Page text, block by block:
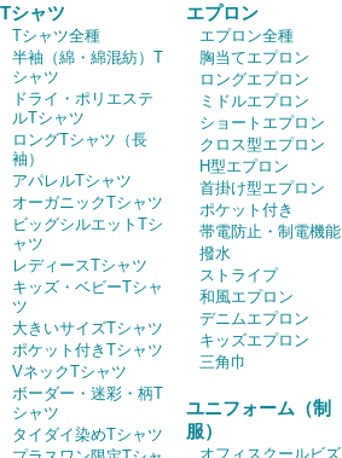
Tシャツ
Tシャツ全種
半袖（綿・綿混紡）T
シャツ
ドライ・ポリエステ
ルTシャツ
ロングTシャツ（長
袖）
アパレルTシャツ
オーガニックTシャツ
ビッグシルエットTシ
ャツ
レディースTシャツ
キッズ・ベビーTシャ
ツ
大きいサイズTシャツ
ポケット付きTシャツ
VネックTシャツ
ボーダー・迷彩・柄T
シャツ
タイダイ染めTシャツ
エプロン
エプロン全種
胸当てエプロン
ロングエプロン
ミドルエプロン
ショートエプロン
クロス型エプロン
H型エプロン
首掛け型エプロン
ポケット付き
帯電防止・制電機能
撥水
ストライプ
和風エプロン
デニムエプロン
キッズエプロン
三角巾
ユニフォーム（制
服）
オフィスクールビズ